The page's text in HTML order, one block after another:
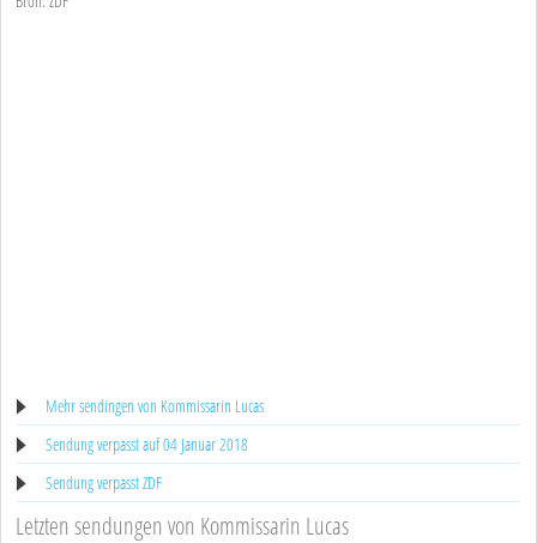
Mehr sendingen von Kommissarin Lucas
Sendung verpasst auf 04 Januar 2018
Sendung verpasst ZDF
Letzten sendungen von Kommissarin Lucas